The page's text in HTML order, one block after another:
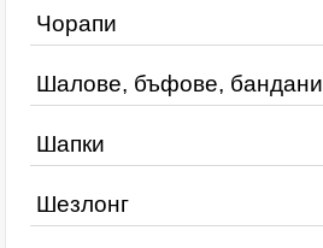
Чорапи
Шалове, бъфове, бандани
Шапки
Шезлонг